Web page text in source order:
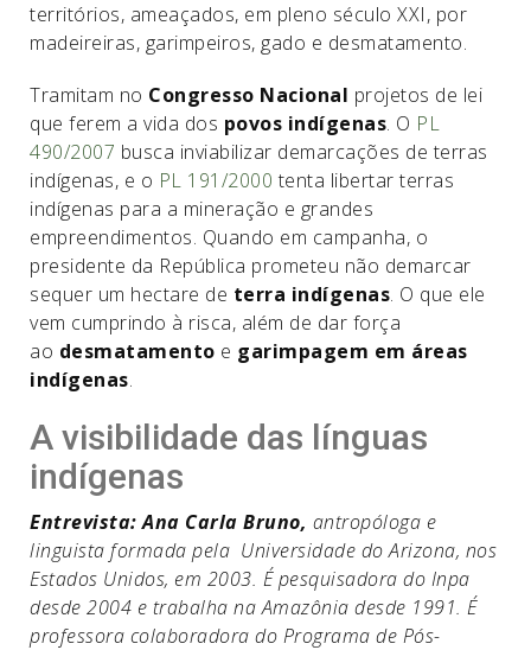
territórios, ameaçados, em pleno século XXI, por
madeireiras, garimpeiros, gado e desmatamento.
Tramitam no Congresso Nacional projetos de lei
que ferem a vida dos povos indígenas. O PL
490/2007 busca inviabilizar demarcações de terras
indígenas, e o PL 191/2000 tenta libertar terras
indígenas para a mineração e grandes
empreendimentos. Quando em campanha, o
presidente da República prometeu não demarcar
sequer um hectare de terra indígenas. O que ele
vem cumprindo à risca, além de dar força
ao desmatamento e garimpagem em áreas
indígenas.
A visibilidade das línguas
indígenas
Entrevista: Ana Carla Bruno, antropóloga e
linguista formada pela Universidade do Arizona, nos
Estados Unidos, em 2003. É pesquisadora do Inpa
desde 2004 e trabalha na Amazônia desde 1991. É
professora colaboradora do Programa de Pós-